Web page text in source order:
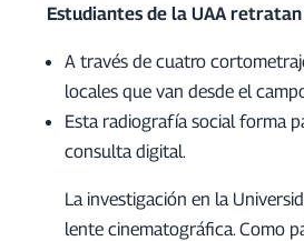
Estudiantes de la UAA
A través de cuatro
locales que van desde el
Esta radiografía social forma
consulta digital.
La investigación en la
lente cinematográfica. Como